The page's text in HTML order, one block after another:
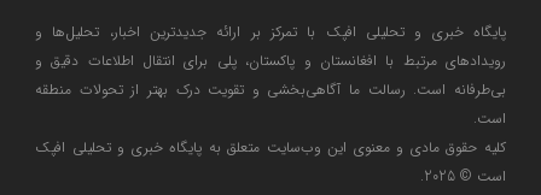
پایگاه خبری و تحلیلی افپک با تمرکز بر ارائه جدیدترین اخبار، تحلیل‌ها و
رویدادهای مرتبط با افغانستان و پاکستان، پلی برای انتقال اطلاعات دقیق و
بی‌طرفانه است. رسالت ما آگاهی‌بخشی و تقویت درک بهتر از تحولات منطقه
است.
کلیه حقوق مادی و معنوی این وب‌سایت متعلق به پایگاه خبری و تحلیلی افپک
است © 2025.